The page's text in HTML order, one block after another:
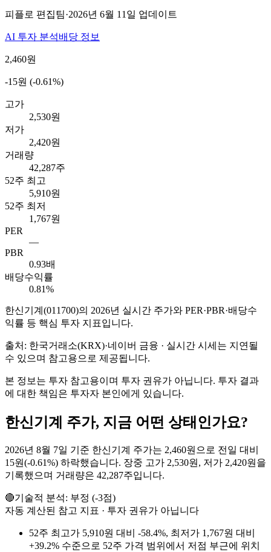
피플로 편집팀·2026년 6월 11일 업데이트
AI 투자 분석배당 정보
2,460원
-15원 (-0.61%)
고가
2,530원
저가
2,420원
거래량
42,287주
52주 최고
5,910원
52주 최저
1,767원
PER
—
PBR
0.93배
배당수익률
0.81%
한신기계 (011700)의 2026년 실시간 주가와 PER·PBR·배당수
익률 등 핵심 투자 지표입니다.
출처: 한국거래소(KRX)·네이버 금융 · 실시간 시세는 지연될
수 있으며 참고용으로 제공됩니다.
본 정보는 투자 참고용이며 투자 권유가 아닙니다. 투자 결과
에 대한 책임은 투자자 본인에게 있습니다.
한신기계 주가, 지금 어떤 상태인가요?
2026년 8월 7일 기준 한신기계 주가는 2,460원으로 전일 대비
15원(-0.61%) 하락했습니다. 장중 고가 2,530원, 저가 2,420원을
기록했으며 거래량은 42,287주입니다.
🔴기술적 분석: 부정 (-3점)
자동 계산된 참고 지표 · 투자 권유가 아닙니다
52주 최고가 5,910원 대비 -58.4%, 최저가 1,767원 대비
+39.2% 수준으로 52주 가격 범위에서 저점 부근에 위치